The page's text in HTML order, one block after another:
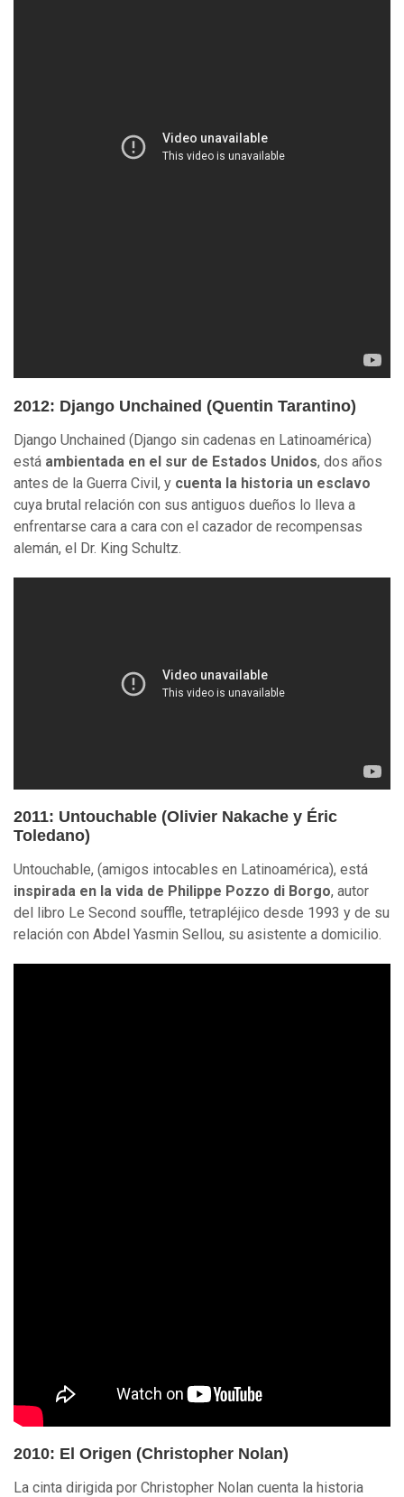
2012: Django Unchained (Quentin Tarantino)
Django Unchained (Django sin cadenas en Latinoamérica)
está ambientada en el sur de Estados Unidos, dos años
antes de la Guerra Civil, y cuenta la historia un esclavo
cuya brutal relación con sus antiguos dueños lo lleva a
enfrentarse cara a cara con el cazador de recompensas
alemán, el Dr. King Schultz.
2011: Untouchable (Olivier Nakache y Éric
Toledano)
Untouchable, (amigos intocables en Latinoamérica), está
inspirada en la vida de Philippe Pozzo di Borgo, autor
del libro Le Second souffle, tetrapléjico desde 1993 y de su
relación con Abdel Yasmin Sellou, su asistente a domicilio.
2010: El Origen (Christopher Nolan)
La cinta dirigida por Christopher Nolan cuenta la historia